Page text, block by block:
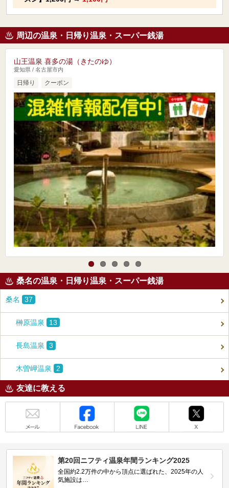
周辺の温泉・日帰り温泉・スーパー銭湯
山王温泉 喜多の湯（きたのゆ）
愛知県 / 名古屋市内
日帰り クーポン
桑名の温泉・日帰り温泉・スーパー銭湯
桑名 37
榊原温泉 13
長島温泉 3
木曽岬温泉 2
友達に教える
第20回ニフティ温泉年間ランキング2025
全国約2.2万件の中から頂点に選ばれた、2025年の人
気施設は…